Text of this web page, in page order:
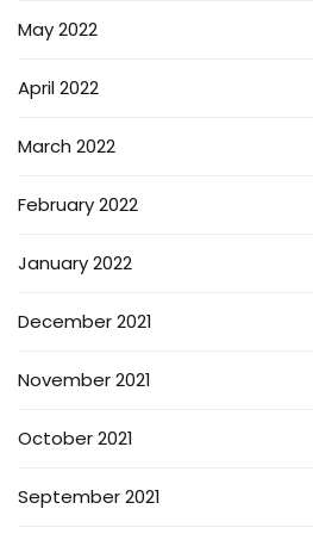
May 2022
April 2022
March 2022
February 2022
January 2022
December 2021
November 2021
October 2021
September 2021